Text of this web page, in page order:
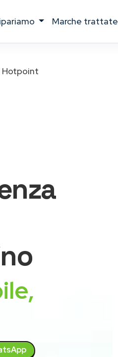
marche trattate
Hotpoint